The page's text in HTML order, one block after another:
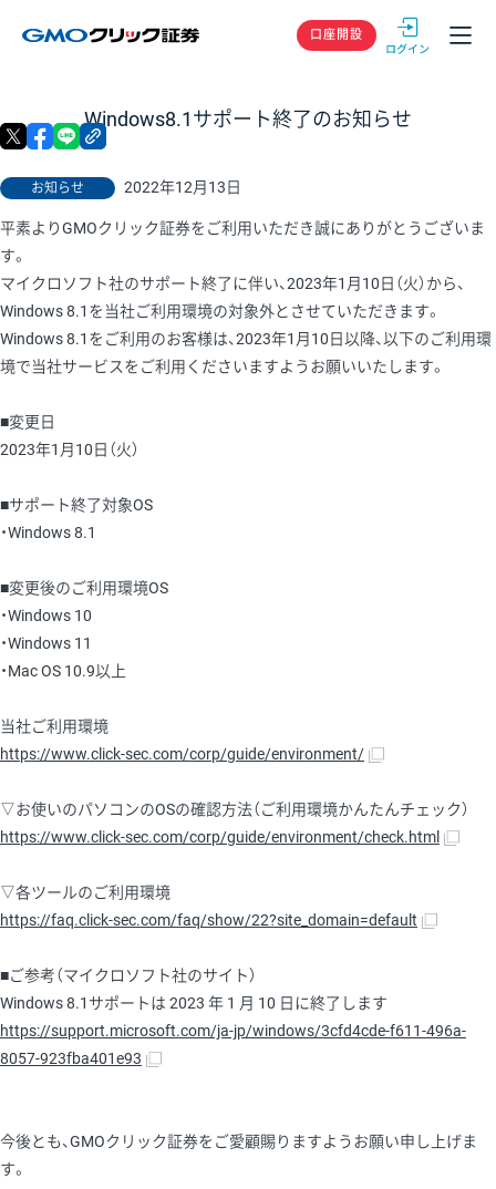
GMOクリック
口座開設
Windows8.1サポート終了のお知らせ
お知らせ 2022年12月13日
X facebook
平素よりGMOクリック証券をご利用いただき誠にありがとうございま
す。
マイクロソフト社のサポート終了に伴い、2023年1月10日（火）から、
Windows 8.1を当社ご利用環境の対象外とさせていただきます。
Windows 8.1をご利用のお客様は、2023年1月10日以降、以下のご利用環
境で当社サービスをご利用くださいますようお願いいたします。
■変更日
2023年1月10日（火）
■サポート終了対象OS
・Windows 8.1
■変更後のご利用環境OS
・Windows 10
・Windows 11
・Mac OS 10.9以上
当社ご利用環境
https://www.click-sec.com/corp/guide/environment/
▽お使いのパソコンのOSの確認方法（ご利用環境かんたんチェック）
https://www.click-sec.com/corp/guide/environment/check.html
▽各ツールのご利用環境
https://faq.click-sec.com/faq/show/22?site_domain=default
■ご参考（マイクロソフト社のサイト）
Windows 8.1サポートは 2023 年 1 月 10 日に終了します
https://support.microsoft.com/ja-jp/windows/3cfd4cde-f611-496a-
8057-923fba401e93
今後とも、GMOクリック証券をご愛顧賜りますようお願い申し上げま
す。